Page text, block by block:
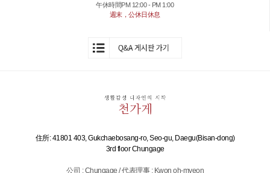
午休時間PM 12:00 - PM 1:00
週末，公休日休息
住所: 41801 403, Gukchaebosang-ro, Seo-gu, Daegu(Bisan-dong)
3rd floor Chungage
公司 : Chungage / 代表理事 : Kwon oh-myeon